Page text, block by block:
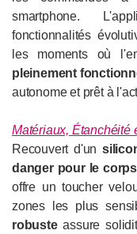
smartphone.
fonctionnalités
les moments où
pleinement
autonome et prêt à
Matériaux, Étanchéité
Recouvert d'un
danger pour le corps
offre un toucher
zones les plus
robusteassure